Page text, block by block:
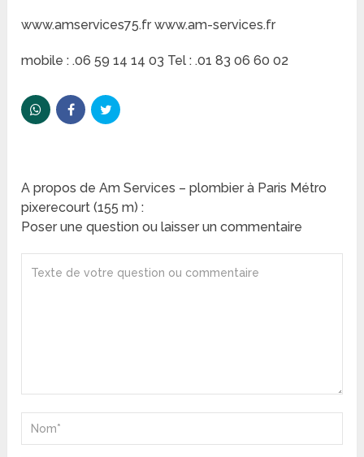
www.amservices75.fr www.am-services.fr
mobile : .06 59 14 14 03 Tel : .01 83 06 60 02
A propos de Am Services – plombier à Paris Métro
pixerecourt (155 m) :
Poser une question ou laisser un commentaire